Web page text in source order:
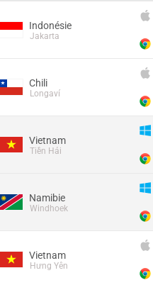
Indonésie
Jakarta
Chili
Longaví
Vietnam
Tiền Hải
Namibie
Windhoek
Vietnam
Hưng Yên